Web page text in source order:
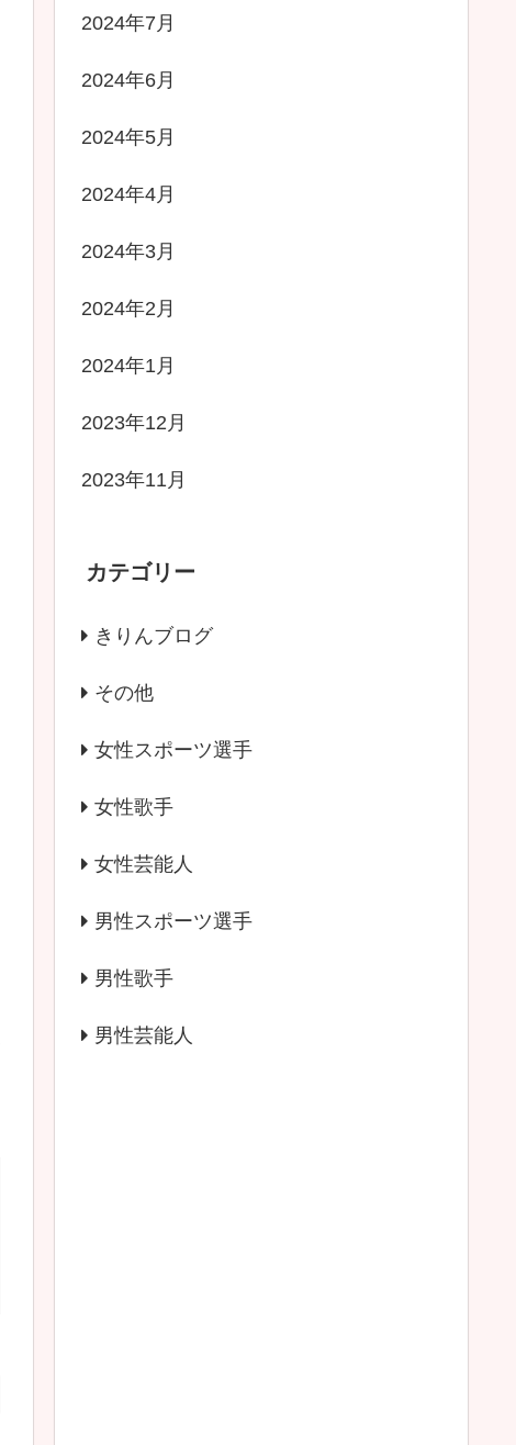
2024年7月
2024年6月
2024年5月
2024年4月
2024年3月
2024年2月
2024年1月
2023年12月
2023年11月
カテゴリー
きりんブログ
その他
女性スポーツ選手
女性歌手
女性芸能人
男性スポーツ選手
男性歌手
男性芸能人